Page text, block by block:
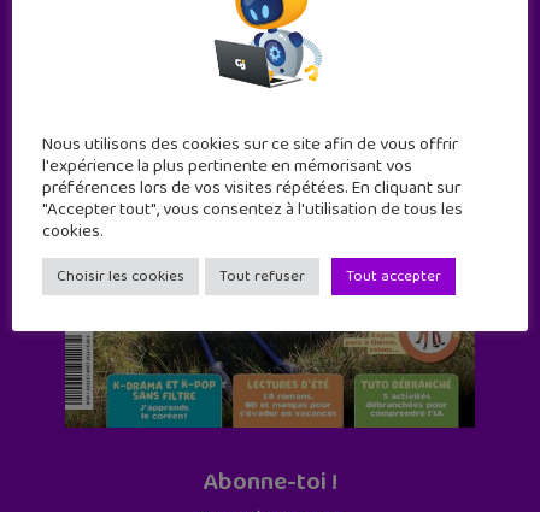
Abonne-toi !
Nous utilisons des cookies sur ce site afin de vous offrir
l'expérience la plus pertinente en mémorisant vos
préférences lors de vos visites répétées. En cliquant sur
"Accepter tout", vous consentez à l'utilisation de tous les
cookies.
Choisir les cookies Tout refuser Tout accepter